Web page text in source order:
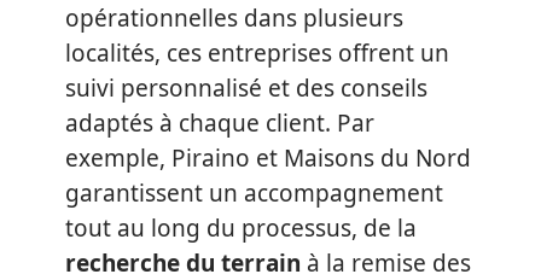
opérationnelles dans plusieurs
localités, ces entreprises offrent un
suivi personnalisé et des conseils
adaptés à chaque client. Par
exemple, Piraino et Maisons du Nord
garantissent un accompagnement
tout au long du processus, de la
recherche du terrain à la remise des